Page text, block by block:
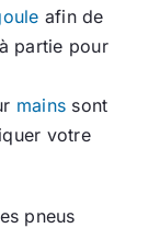
afin de
partie pour
mains sont
votre
pneus